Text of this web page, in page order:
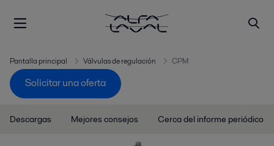
Pantalla principal Válvulas de regulación CPM
Solicitar una oferta
Descargas Mejores consejos Cerca del informe periódico